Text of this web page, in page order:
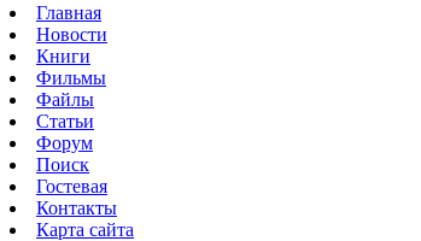
Главная
Новости
Книги
Фильмы
Файлы
Статьи
Форум
Поиск
Гостевая
Контакты
Карта сайта